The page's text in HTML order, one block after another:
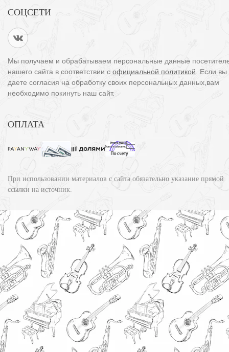
СОЦСЕТИ
Мы получаем и обрабатываем персональные данные
нашего сайта в соответствии с официальной политикой . Если
даете согласия на обработку своих персональных данных,вам
необходимо покинуть наш сайт.
ОПЛАТА
При использовании материалов с сайта обязательно указание прямой
ссылки на источник.